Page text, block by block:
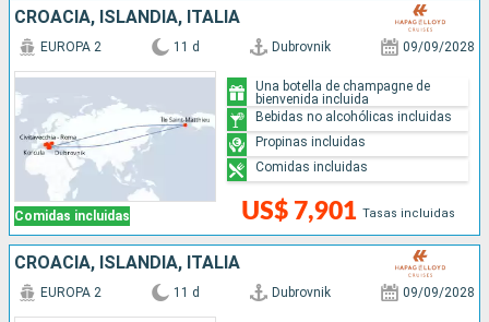
CROACIA, ISLANDIA, ITALIA
Comidas incluidas
EUROPA 2 11 d Dubrovnik 09/09/2028
US$ 7,901 Tasas incluidas
Una botella de champagne de
bienvenida incluida
Bebidas no alcohólicas incluidas
Propinas incluidas
Comidas incluidas
CROACIA, ISLANDIA, ITALIA
EUROPA 2 11 d Dubrovnik 09/09/2028